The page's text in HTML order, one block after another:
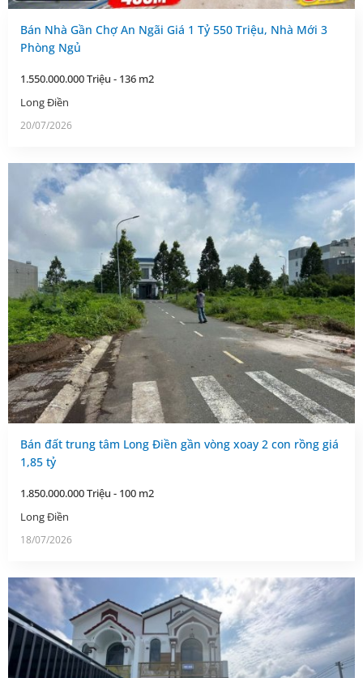
Bán Nhà Gần Chợ An Ngãi Giá 1 Tỷ 550 Triệu, Nhà Mới 3
Phòng Ngủ
1.550.000.000 Triệu - 136 m2
Long Điền
20/07/2026
Bán đất trung tâm Long Điền gần vòng xoay 2 con rồng giá
1,85 tỷ
1.850.000.000 Triệu - 100 m2
Long Điền
18/07/2026